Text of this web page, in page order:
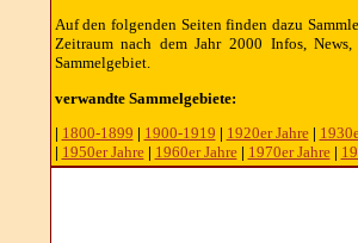
Auf den folgenden Seiten finden dazu
Zeitraum nach dem Jahr 2000 Infos,
Sammelgebiet.
verwandte Sammelgebiete:
| 1800-1899 | 1900-1919 | 1920er Jahre |
| 1950er Jahre | 1960er Jahre | 1970er Jahre |